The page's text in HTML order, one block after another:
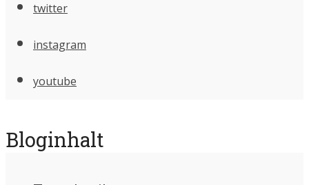
twitter
instagram
youtube
Bloginhalt